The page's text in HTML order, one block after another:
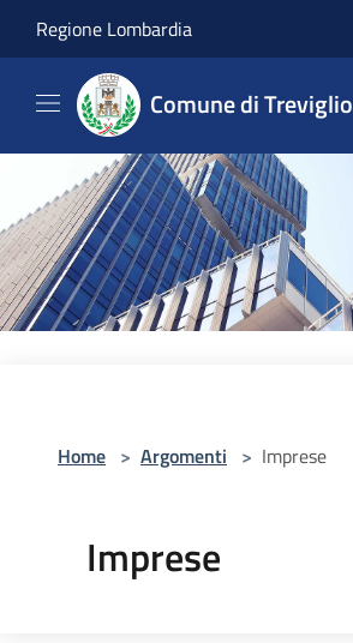
Regione Lombardia
Comune di Treviglio
Home > Argomenti > Imprese
Imprese